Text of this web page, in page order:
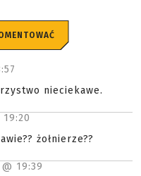
nieciekawe.
19:20
żołnierze??
19:39